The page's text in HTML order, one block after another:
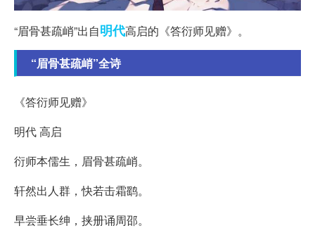
“眉骨甚疏峭”出自明代高启的《答衍师见赠》。
“眉骨甚疏峭”全诗
《答衍师见赠》
明代 高启
衍师本儒生，眉骨甚疏峭。
轩然出人群，快若击霜鹞。
早尝垂长绅，挟册诵周邵。